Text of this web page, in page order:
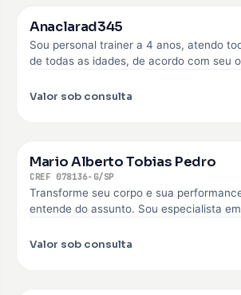
Anaclarad345
Sou personal trainer a 4 anos, atendo
de todas as idades, de acordo com seu
Valor sob consulta
Mario Alberto Tobias Pedro
CREF 078136-G/SP
Transforme seu corpo e sua
entende do assunto. Sou especialista
Valor sob consulta